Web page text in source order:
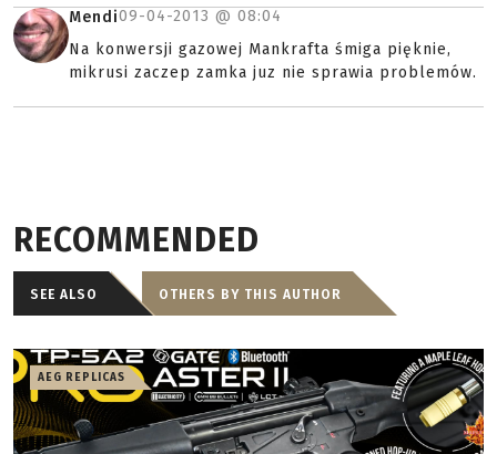
Mendi09-04-2013 @ 08:04
Na konwersji gazowej Mankrafta śmiga pięknie,
mikrusi zaczep zamka juz nie sprawia problemów.
RECOMMENDED
SEE ALSO OTHERS BY THIS AUTHOR
AEG REPLICAS